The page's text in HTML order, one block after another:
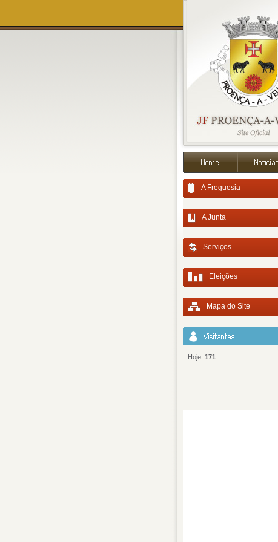
A Freguesia
A Junta
Serviços
Eleições
Mapa do Site
Hoje: 171